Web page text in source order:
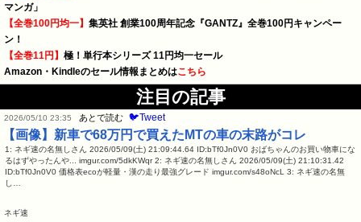
マンガ」
【全巻100円均一】 集英社 創業100周年記念『GANTZ』全巻100円キャンペー
ン！
【全巻11円】 極！単行本シリーズ 11円均一セール
Amazon・Kindleのセール情報まとめはこちら
注目の記事
2026/05/10 23:35 あとで読む 🐦Tweet
【画像】新車で68万円で買えたMTの車の末路がコレ
1: ネギ速の名無しさん 2026/05/09(土) 21:09:44.64 ID:bTf0Jn0V0 おばちゃんのお買い物車にな
るはずやったんや... imgur.com/5dkKWqr 2: ネギ速の名無しさん 2026/05/09(土) 21:10:31.42
ID:bTf0Jn0V0 価格表ecoが軽量・漢の走り最強グレード imgur.com/s48oNcL 3: ネギ速の名無
し…
ネギ速